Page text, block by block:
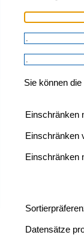
Sie können
Einschränken
Datensätze
Einschränken
Einschränken